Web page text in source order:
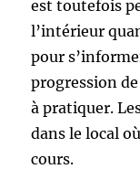
est toutefois
l’intérieur
pour
progression
à pratiquer.
dans le local
cours.